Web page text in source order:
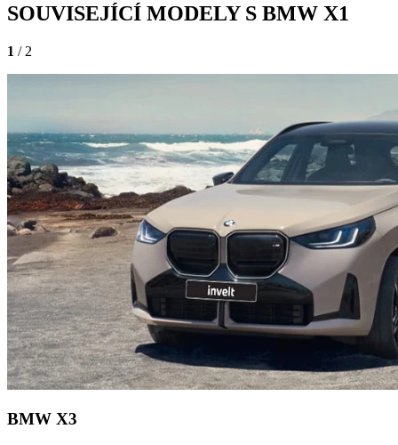
SOUVISEJÍCÍ MODELY S BMW X1
1 / 2
BMW X3